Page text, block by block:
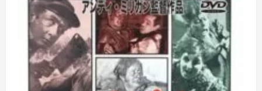
に
つ
さ
ら
に
読
む